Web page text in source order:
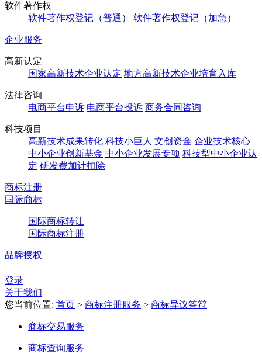
软件著作权
软件著作权登记（普通）
软件著作权登记（加急）
企业服务
高新认定
国家高新技术企业认定 地方高新技术企业培育入库
法律咨询
电商平台申诉 电商平台投诉 商务合同咨询
科技项目
高新技术成果转化 科技小巨人 文创资金 企业技术核心
中小企业创新基金 中小企业发展专项 科技型中小企业认
定 研发费加计扣除
商标注册
国际商标
国际商标转让
国际商标注册
品牌授权
登录
关于我们
您当前位置: 首页 > 商标注册服务 > 商标异议答辩
商标交易服务
商标查询服务